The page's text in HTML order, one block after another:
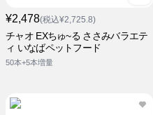
¥2,478(税込¥2,725.8)
チャオ EXちゅ~る ささみバラエテ
ィ いなばペットフード
50本+5本増量